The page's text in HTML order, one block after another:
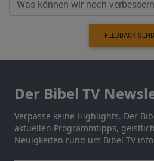
FEEDBACK
Der Bibel TV
Verpasse keine Highlights. Der
aktuellen Programmtipps,
Neuigkeiten rund um Bibel TV